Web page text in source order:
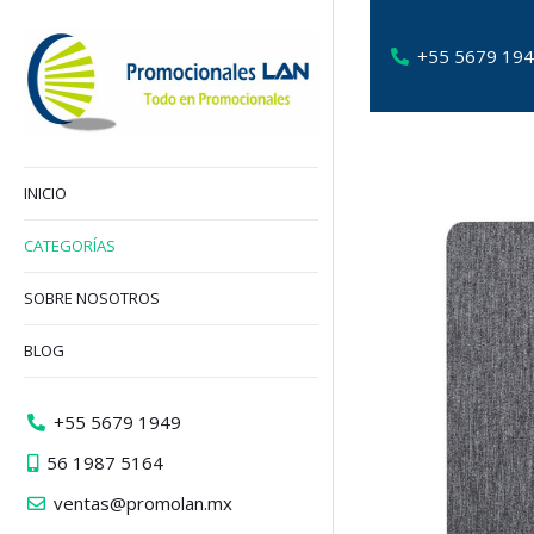
+55 5679
INICIO
CATEGORÍAS
SOBRE NOSOTROS
BLOG
+55 5679 1949
56 1987 5164
ventas@promolan.mx